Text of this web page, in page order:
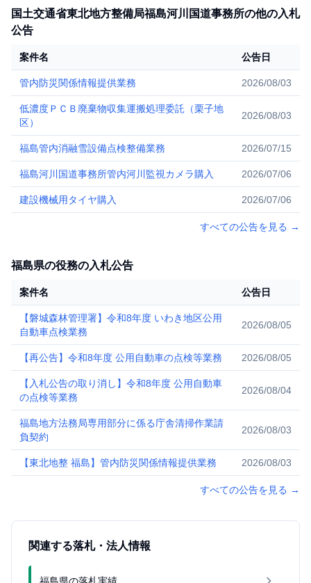
国土交通省東北地方整備局福島河川国道事務所の他の入札
公告
案件名 公告日
管内防災関係情報提供業務 2026/08/03
低濃度ＰＣＢ廃棄物収集運搬処理委託（栗子地
区）
2026/08/03
福島管内消融雪設備点検整備業務 2026/07/15
福島河川国道事務所管内河川監視カメラ購入 2026/07/06
建設機械用タイヤ購入 2026/07/06
すべての公告を見る →
福島県の役務の入札公告
案件名 公告日
【磐城森林管理署】令和8年度 いわき地区公用
自動車点検業務
2026/08/05
【再公告】令和8年度 公用自動車の点検等業務 2026/08/05
【入札公告の取り消し】令和8年度 公用自動車
の点検等業務
2026/08/04
福島地方法務局専用部分に係る庁舎清掃作業請
負契約
2026/08/03
【東北地整 福島】管内防災関係情報提供業務 2026/08/03
すべての公告を見る →
関連する落札・法人情報